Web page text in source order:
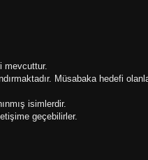
mevcuttur.
Müsabaka hedefi
isimlerdir.
geçebilirler.